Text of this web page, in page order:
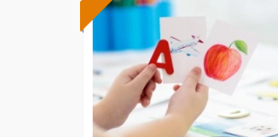
Formación 100%
subvencionada.
Para desempleados,
trabajadores y autónomos.
Sector
-Educación.